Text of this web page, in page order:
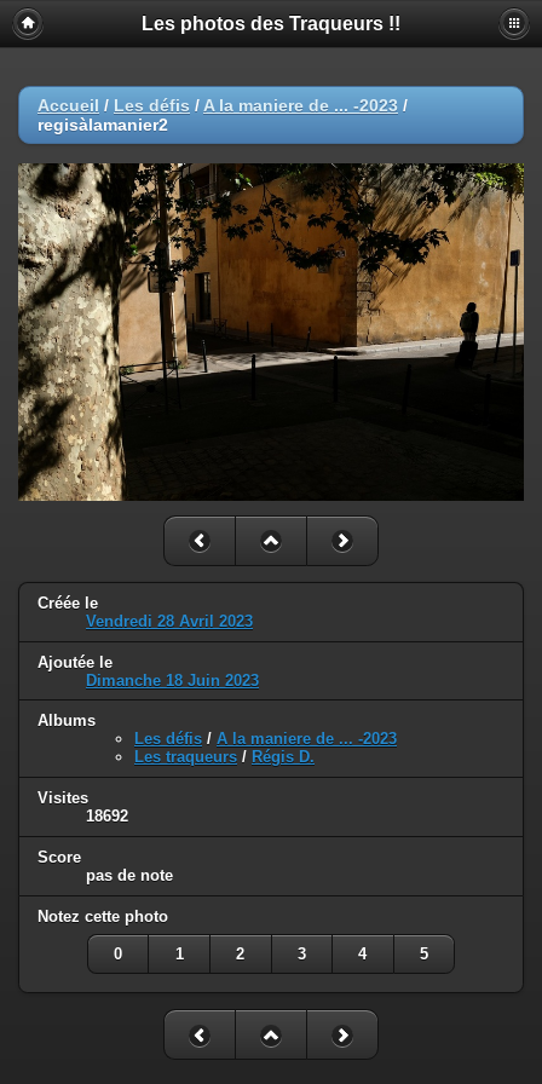
Les photos des Traqueurs !!
Accueil / Les défis / A la maniere de ... -2023 /
regisàlamanier2
Créée le
Vendredi 28 Avril 2023
Ajoutée le
Dimanche 18 Juin 2023
Albums
Les défis / A la maniere de ... -2023
Les traqueurs / Régis D.
Visites
18692
Score
pas de note
Notez cette photo
0 1 2 3 4 5